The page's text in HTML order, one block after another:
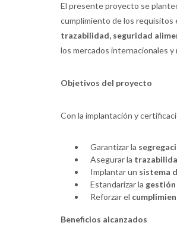
El presente proyecto se
cumplimiento de los requisitos
trazabilidad, seguridad
los mercados internacionales y
Objetivos del proyecto
Con la implantación y
Garantizar la
Asegurar la
Implantar un sistema
Estandarizar la
Reforzar el
Beneficios alcanzados